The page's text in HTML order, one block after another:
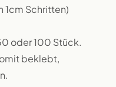
1cm Schritten)
oder 100 Stück.
beklebt,